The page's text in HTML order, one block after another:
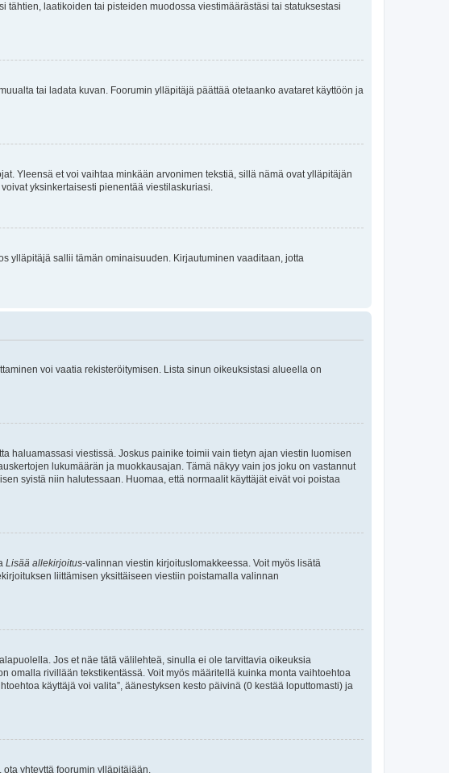
laatikoiden tai pisteiden muodossa viestimäärästäsi tai statuksestasi
tai ladata kuvan. Foorumin ylläpitäjä päättää otetaanko avataret käyttöön ja
Yleensä et voi vaihtaa minkään arvonimen tekstiä, sillä nämä ovat ylläpitäjän
yksinkertaisesti pienentää viestilaskuriasi.
ylläpitäjä sallii tämän ominaisuuden. Kirjautuminen vaaditaan, jotta
voi vaatia rekisteröitymisen. Lista sinun oikeuksistasi alueella on
haluamassasi viestissä. Joskus painike toimii vain tietyn ajan viestin luomisen
lukumäärän ja muokkausajan. Tämä näkyy vain jos joku on vastannut
syistä niin halutessaan. Huomaa, että normaalit käyttäjät eivät voi poistaa
Lisää allekirjoitus-valinnan viestin kirjoituslomakkeessa. Voit myös lisätä
liittämisen yksittäiseen viestiin poistamalla valinnan
Jos et näe tätä välilehteä, sinulla ei ole tarvittavia oikeuksia
omalla rivillään tekstikentässä. Voit myös määritellä kuinka monta vaihtoehtoa
käyttäjä voi valita”, äänestyksen kesto päivinä (0 kestää loputtomasti) ja
yhteyttä foorumin ylläpitäjään.